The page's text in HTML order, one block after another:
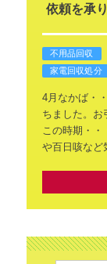
依頼を承
不用品回収
家電回収処分
4月なかば・
ちました。お
この時期・・
や百日咳など